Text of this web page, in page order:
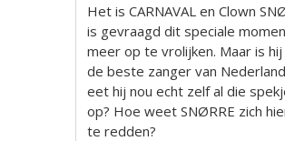
Het is CARNAVAL en Clown
is gevraagd dit speciale
meer op te vrolijken. Maar is
de beste zanger van
eet hij nou echt zelf al die
op? Hoe weet SNØRRE zich
te redden?